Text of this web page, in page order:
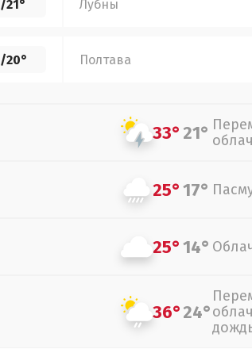
/21° Лубны
/20° Полтава
33°21°
25°17°
25°14°
36°24°